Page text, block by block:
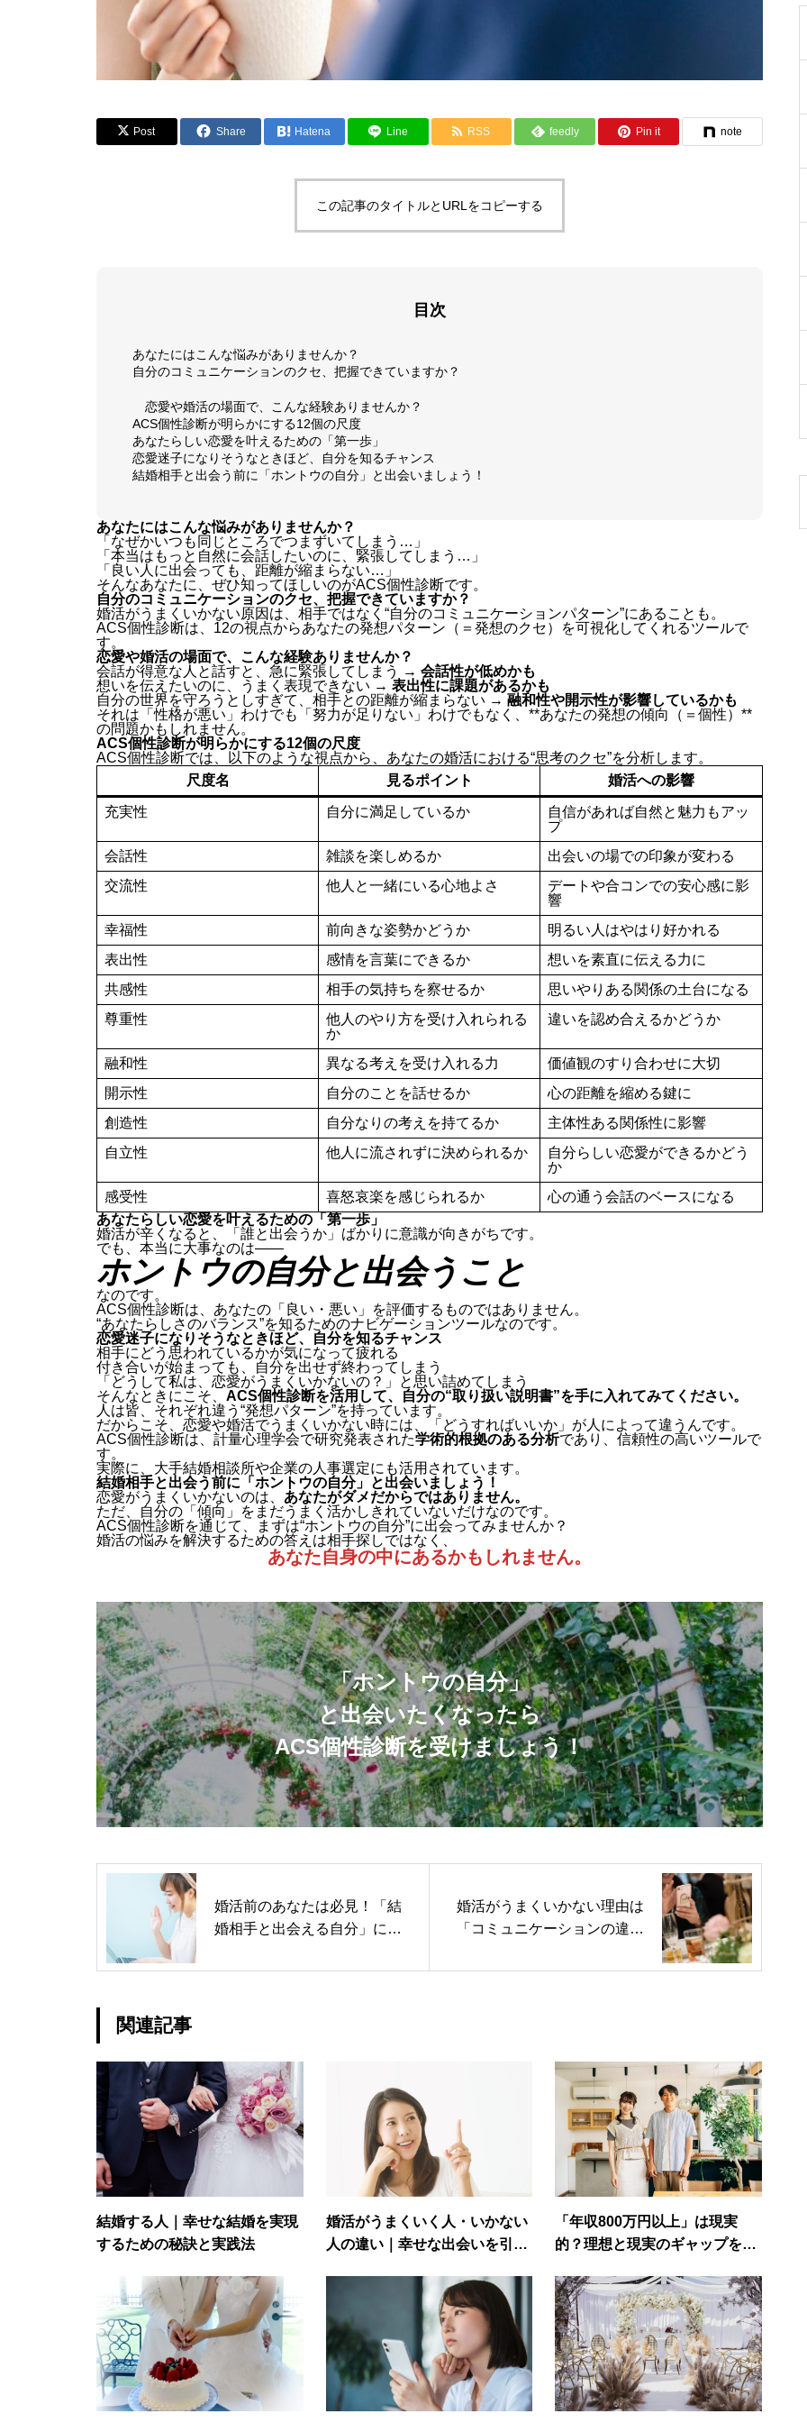
Post Share Hatena Line RSS feedly Pin it note
この記事のタイトルとURLをコピーする
目次
あなたにはこんな悩みがありませんか？
自分のコミュニケーションのクセ、把握できていますか？
恋愛や婚活の場面で、こんな経験ありませんか？
ACS個性診断が明らかにする12個の尺度
あなたらしい恋愛を叶えるための「第一歩」
恋愛迷子になりそうなときほど、自分を知るチャンス
結婚相手と出会う前に「ホントウの自分」と出会いましょう！
あなたにはこんな悩みがありませんか？
「なぜかいつも同じところでつまずいてしまう…」
「本当はもっと自然に会話したいのに、緊張してしまう…」
「良い人に出会っても、距離が縮まらない…」
そんなあなたに、ぜひ知ってほしいのがACS個性診断です。
自分のコミュニケーションのクセ、把握できていますか？
婚活がうまくいかない原因は、相手ではなく“自分のコミュニケーションパターン”にあることも。
ACS個性診断は、12の視点からあなたの発想パターン（＝発想のクセ）を可視化してくれるツールで
す。
恋愛や婚活の場面で、こんな経験ありませんか？
会話が得意な人と話すと、急に緊張してしまう → 会話性が低めかも
想いを伝えたいのに、うまく表現できない → 表出性に課題があるかも
自分の世界を守ろうとしすぎて、相手との距離が縮まらない → 融和性や開示性が影響しているかも
それは「性格が悪い」わけでも「努力が足りない」わけでもなく、**あなたの発想の傾向（＝個性）**
の問題かもしれません。
ACS個性診断が明らかにする12個の尺度
ACS個性診断では、以下のような視点から、あなたの婚活における“思考のクセ”を分析します。
尺度名
見るポイント 婚活への影響
充実性 自分に満足しているか
自信があれば自然と魅力もアッ
プ
会話性
雑談を楽しめるか
出会いの場での印象が変わる
交流性
他人と一緒にいる心地よさ
デートや合コンでの安心感に影
響
幸福性
前向きな姿勢かどうか
明るい人はやはり好かれる
表出性
感情を言葉にできるか
想いを素直に伝える力に
共感性
相手の気持ちを察せるか
思いやりある関係の土台になる
尊重性
他人のやり方を受け入れられる
か
違いを認め合えるかどうか
融和性 異なる考えを受け入れる力
価値観のすり合わせに大切
開示性
自分のことを話せるか
心の距離を縮める鍵に
創造性
自分なりの考えを持てるか
主体性ある関係性に影響
自立性
他人に流されずに決められるか
自分らしい恋愛ができるかどう
か
感受性
喜怒哀楽を感じられるか
心の通う会話のベースになる
あなたらしい恋愛を叶えるための「第一歩」
婚活が辛くなると、「誰と出会うか」ばかりに意識が向きがちです。
でも、本当に大事なのは——
ホントウの自分と出会うこと
なのです。
ACS個性診断は、あなたの「良い・悪い」を評価するものではありません。
“あなたらしさのバランス”を知るためのナビゲーションツールなのです。
恋愛迷子になりそうなときほど、自分を知るチャンス
相手にどう思われているかが気になって疲れる
付き合いが始まっても、自分を出せず終わってしまう
「どうして私は、恋愛がうまくいかないの？」と思い詰めてしまう
そんなときにこそ、 ACS個性診断を活用して、自分の“取り扱い説明書”を手に入れてみてください。
人は皆、それぞれ違う“発想パターン”を持っています。
だからこそ、恋愛や婚活でうまくいかない時には、「どうすればいいか」が人によって違うんです。
ACS個性診断は、計量心理学会で研究発表された学術的根拠のある分析であり、信頼性の高いツールで
す。
実際に、大手結婚相談所や企業の人事選定にも活用されています。
結婚相手と出会う前に「ホントウの自分」と出会いましょう！
恋愛がうまくいかないのは、 あなたがダメだからではありません。
ただ、自分の「傾向」をまだうまく活かしきれていないだけなのです。
ACS個性診断を通じて、まずは“ホントウの自分”に出会ってみませんか？
婚活の悩みを解決するための答えは相手探しではなく、
あなた自身の中にあるかもしれません。
「ホントウの自分」
と出会いたくなったら
ACS個性診断を受けましょう！
婚活前のあなたは必見！「結
婚相手と出会える自分」にな
婚活がうまくいかない理由は
「コミュニケーションの違
関連記事
結婚する人｜幸せな結婚を実現
するための秘訣と実践法
婚活がうまくいく人・いかない
人の違い｜幸せな出会いを引き
「年収800万円以上」は現実
的？理想と現実のギャップを埋